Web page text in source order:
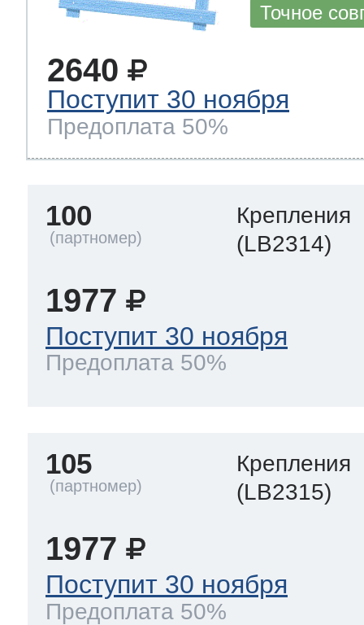
Точное
2640
Поступит 30 ноября
Предоплата 50%
100
Крепления
(LB2314)
1977
Поступит 30 ноября
Предоплата 50%
105
Крепления
(LB2315)
1977
Поступит 30 ноября
Предоплата 50%